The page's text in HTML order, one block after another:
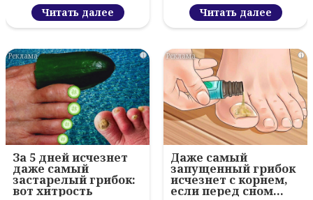
Читать далее Читать далее
i
За 5 дней исчезнет
даже самый
застарелый грибок:
вот хитрость
i
Даже самый
запущенный грибок
исчезнет с корнем,
если перед сном…